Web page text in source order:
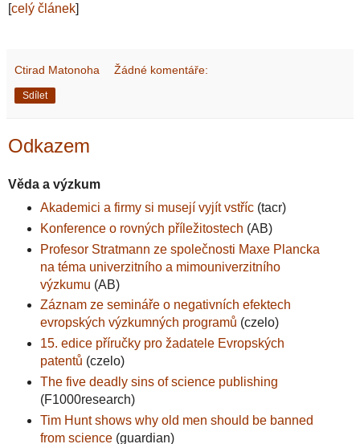
[celý článek]
Ctirad Matonoha Žádné komentáře:
Sdílet
Odkazem
Věda a výzkum
Akademici a firmy si musejí vyjít vstříc(tacr)
Konference o rovných příležitostech (AB)
Profesor Stratmann ze společnosti Maxe Plancka
na téma univerzitního a mimouniverzitního
výzkumu (AB)
Záznam ze semináře o negativních efektech
evropských výzkumných programů (czelo)
15. edice příručky pro žadatele Evropských
patentů (czelo)
The five deadly sins of science publishing
(F1000research)
Tim Hunt shows why old men should be banned
from science(guardian)